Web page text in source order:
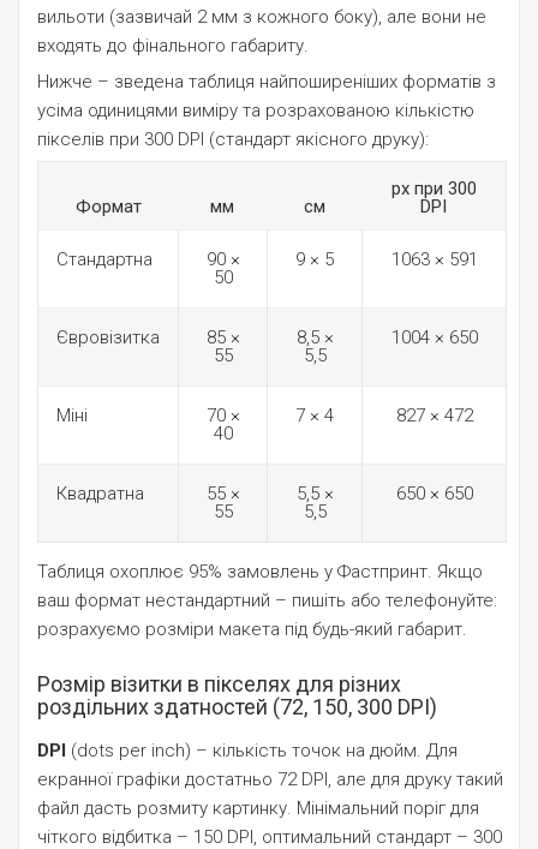
вильоти (зазвичай 2 мм з кожного боку), але вони не
входять до фінального габариту.
Нижче – зведена таблиця найпоширеніших форматів з
усіма одиницями виміру та розрахованою кількістю
пікселів при 300 DPI (стандарт якісного друку):
Формат мм см
px при 300
DPI
Стандартна
90 ×
50
9 × 5 1063 × 591
Євровізитка
85 ×
55
8,5 ×
5,5
1004 × 650
Міні
70 ×
40
7 × 4 827 × 472
Квадратна
55 ×
55
5,5 ×
5,5
650 × 650
Таблиця охоплює 95% замовлень у Фастпринт. Якщо
ваш формат нестандартний – пишіть або телефонуйте:
розрахуємо розміри макета під будь-який габарит.
Розмір візитки в пікселях для різних
роздільних здатностей (72, 150, 300 DPI)
DPI (dots per inch) – кількість точок на дюйм. Для
екранної графіки достатньо 72 DPI, але для друку такий
файл дасть розмиту картинку. Мінімальний поріг для
чіткого відбитка – 150 DPI, оптимальний стандарт – 300